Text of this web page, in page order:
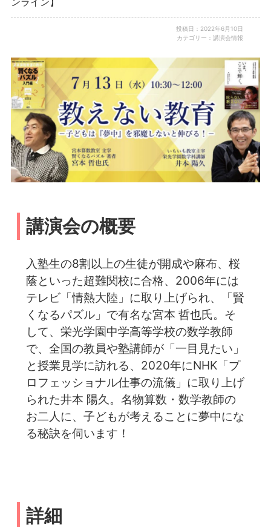
投稿日：2022年6月10日
カテゴリー：講演会情報
講演会の概要
入塾生の8割以上の生徒が開成や麻布、桜
蔭といった超難関校に合格、️2006年には
テレビ「情熱大陸」に取り上げられ、「賢
くなるパズル」で有名な宮本 哲也氏。そ
して、栄光学園中学高等学校の数学教師
で、全国の教員や塾講師が「一目見たい」
と授業見学に訪れる、2020年にNHK「プ
ロフェッショナル仕事の流儀」に取り上げ
られた井本 陽久。名物算数・数学教師の
お二人に、子どもが考えることに夢中にな
る秘訣を伺います！
詳細